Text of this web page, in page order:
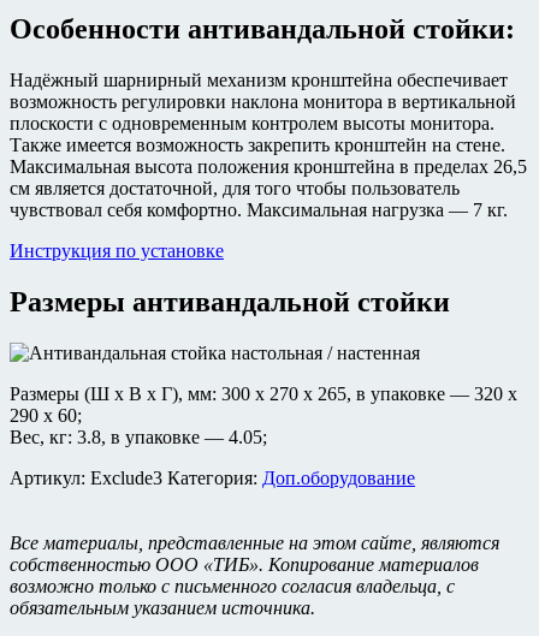
Особенности антивандальной стойки:
Надёжный шарнирный механизм кронштейна обеспечивает
возможность регулировки наклона монитора в вертикальной
плоскости с одновременным контролем высоты монитора.
Также имеется возможность закрепить кронштейн на стене.
Максимальная высота положения кронштейна в пределах 26,5
см является достаточной, для того чтобы пользователь
чувствовал себя комфортно. Максимальная нагрузка — 7 кг.
Инструкция по установке
Размеры антивандальной стойки
Размеры (Ш x В x Г), мм: 300 х 270 х 265, в упаковке — 320 х
290 х 60;
Вес, кг: 3.8, в упаковке — 4.05;
Артикул: Exclude3 Категория: Доп.оборудование
Все материалы, представленные на этом сайте, являются
собственностью ООО «ТИБ». Копирование материалов
возможно только с письменного согласия владельца, с
обязательным указанием источника.